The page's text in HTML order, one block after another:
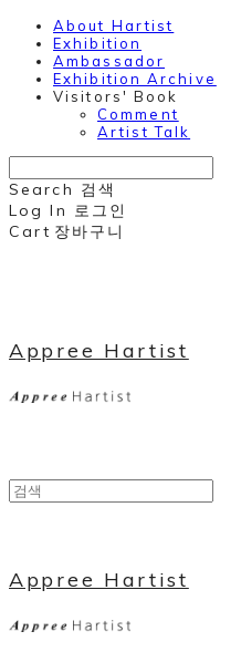
About Hartist
Exhibition
Ambassador
Exhibition Archive
Visitors' Book
Comment
Artist Talk
Search 검색
Log In 로그인
Cart 장바구니
Appree Hartist
Appree Hartist